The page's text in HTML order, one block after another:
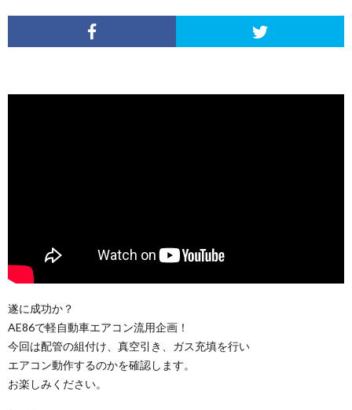
遂に成功か？
AE86で軽自動車エアコン流用企画！
今回は配管の組付け、真空引き、ガス充填を行い
エアコン動作するのかを確認します。
お楽しみください。